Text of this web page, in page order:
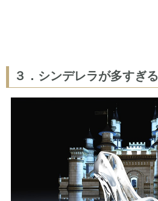
３．シンデレラが多すぎる